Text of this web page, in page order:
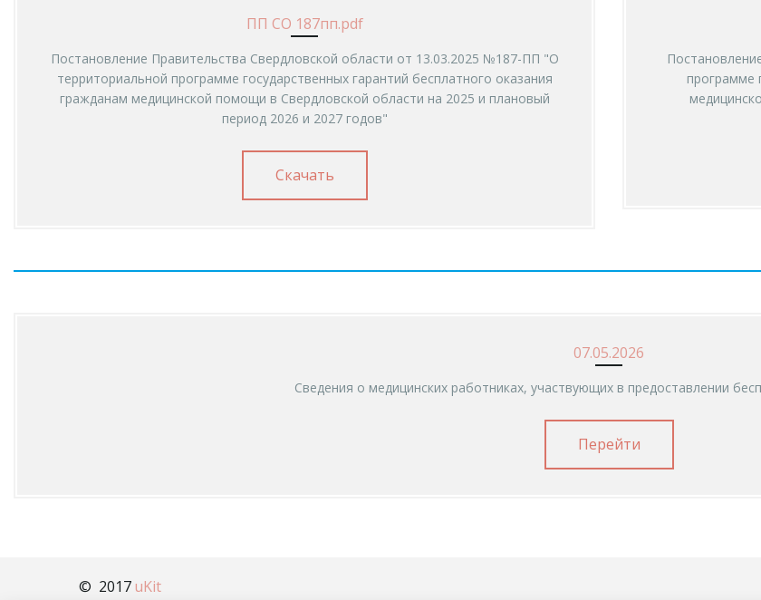
ПП СО 187пп.pdf
Постановление Правительства Свердловской области от 13.03.2025 №187-ПП "О
территориальной программе государственных гарантий бесплатного оказания
гражданам медицинской помощи в Свердловской области на 2025 и плановый
период 2026 и 2027 годов"
Скачать
программе
07.05.2026
Сведения о медицинских работниках, участвующих в предоставлении
Перейти
©  2017 uKit